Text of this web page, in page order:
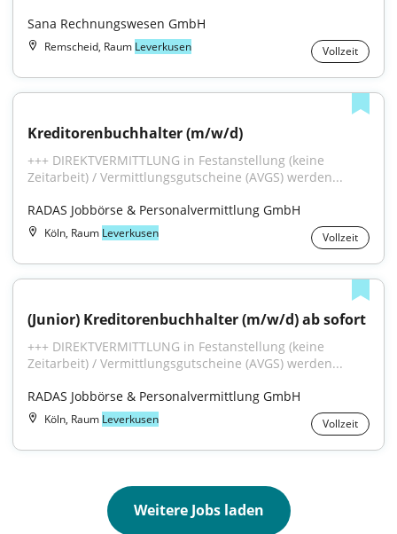
Sana Rechnungswesen GmbH
Remscheid, Raum Leverkusen Vollzeit
Kreditorenbuchhalter (m/w/d)
+++ DIREKTVERMITTLUNG in Festanstellung (keine
Zeitarbeit) / Vermittlungsgutscheine (AVGS) werden...
RADAS Jobbörse & Personalvermittlung GmbH
Köln, Raum Leverkusen Vollzeit
(Junior) Kreditorenbuchhalter (m/w/d) ab sofort
+++ DIREKTVERMITTLUNG in Festanstellung (keine
Zeitarbeit) / Vermittlungsgutscheine (AVGS) werden...
RADAS Jobbörse & Personalvermittlung GmbH
Köln, Raum Leverkusen Vollzeit
Weitere Jobs laden